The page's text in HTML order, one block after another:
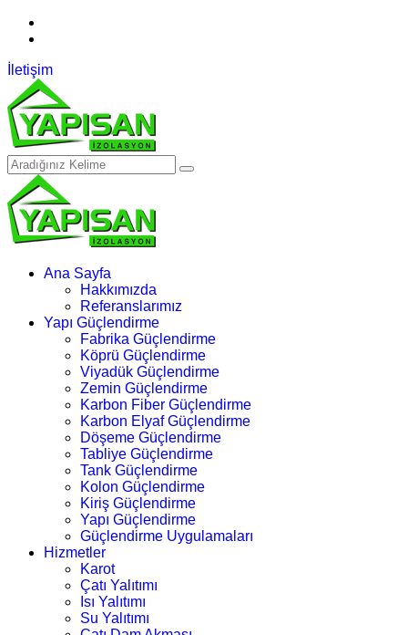
İletişim
Ana Sayfa
Hakkımızda
Referanslarımız
Yapı Güçlendirme
Fabrika Güçlendirme
Köprü Güçlendirme
Viyadük Güçlendirme
Zemin Güçlendirme
Karbon Fiber Güçlendirme
Karbon Elyaf Güçlendirme
Döşeme Güçlendirme
Tabliye Güçlendirme
Tank Güçlendirme
Kolon Güçlendirme
Kiriş Güçlendirme
Yapı Güçlendirme
Güçlendirme Uygulamaları
Hizmetler
Karot
Çatı Yalıtımı
Isı Yalıtımı
Su Yalıtımı